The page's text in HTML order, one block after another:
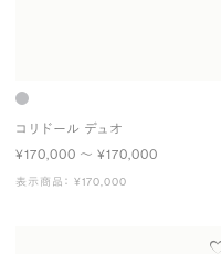
コリドール デュオ
¥170,000 〜 ¥170,000
表示商品： ¥170,000